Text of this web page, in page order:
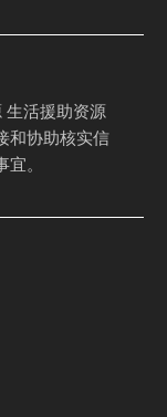
生活援助资源
和协助核实信
。